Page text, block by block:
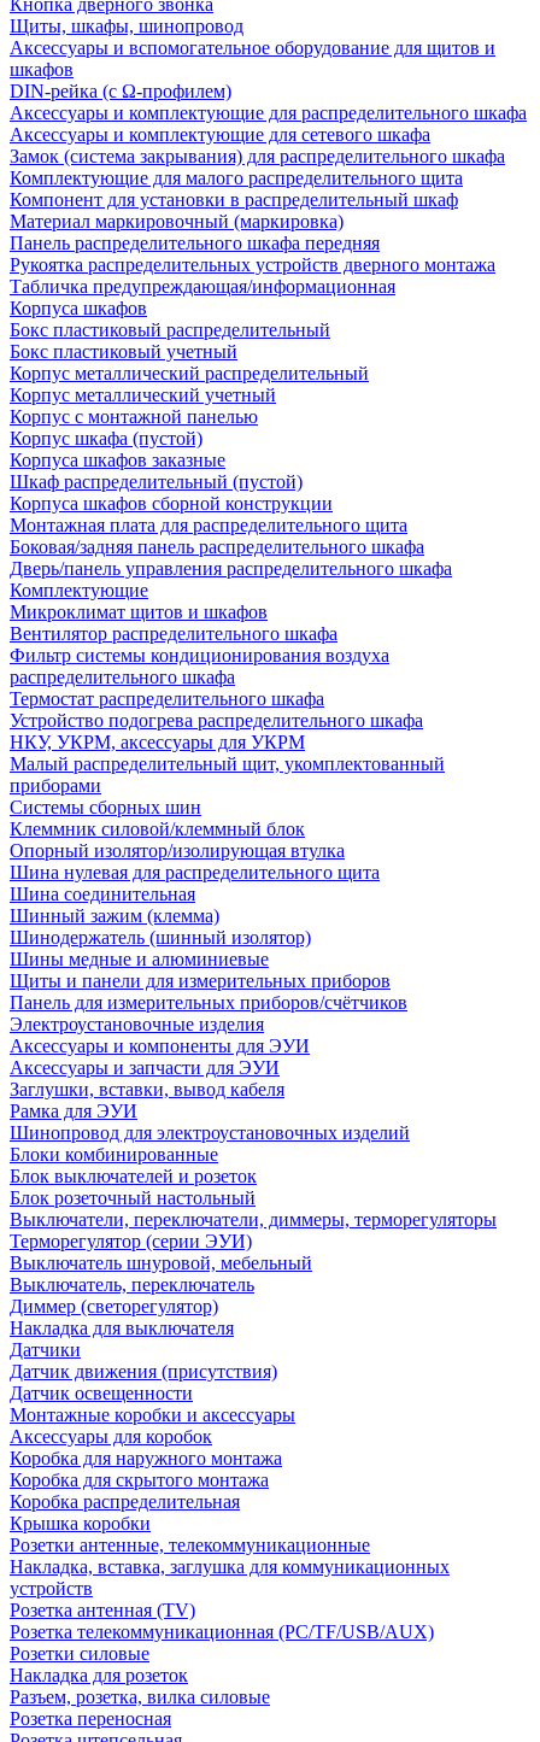
Кнопка дверного звонка
Щиты, шкафы, шинопровод
Аксессуары и вспомогательное оборудование для щитов и
шкафов
DIN-рейка (с Ω-профилем)
Аксессуары и комплектующие для распределительного шкафа
Аксессуары и комплектующие для сетевого шкафа
Замок (система закрывания) для распределительного шкафа
Комплектующие для малого распределительного щита
Компонент для установки в распределительный шкаф
Материал маркировочный (маркировка)
Панель распределительного шкафа передняя
Рукоятка распределительных устройств дверного монтажа
Табличка предупреждающая/информационная
Корпуса шкафов
Бокс пластиковый распределительный
Бокс пластиковый учетный
Корпус металлический распределительный
Корпус металлический учетный
Корпус с монтажной панелью
Корпус шкафа (пустой)
Корпуса шкафов заказные
Шкаф распределительный (пустой)
Корпуса шкафов сборной конструкции
Монтажная плата для распределительного щита
Боковая/задняя панель распределительного шкафа
Дверь/панель управления распределительного шкафа
Комплектующие
Микроклимат щитов и шкафов
Вентилятор распределительного шкафа
Фильтр системы кондиционирования воздуха
распределительного шкафа
Термостат распределительного шкафа
Устройство подогрева распределительного шкафа
НКУ, УКРМ, аксессуары для УКРМ
Малый распределительный щит, укомплектованный
приборами
Системы сборных шин
Клеммник силовой/клеммный блок
Опорный изолятор/изолирующая втулка
Шина нулевая для распределительного щита
Шина соединительная
Шинный зажим (клемма)
Шинодержатель (шинный изолятор)
Шины медные и алюминиевые
Щиты и панели для измерительных приборов
Панель для измерительных приборов/счётчиков
Электроустановочные изделия
Аксессуары и компоненты для ЭУИ
Аксессуары и запчасти для ЭУИ
Заглушки, вставки, вывод кабеля
Рамка для ЭУИ
Шинопровод для электроустановочных изделий
Блоки комбинированные
Блок выключателей и розеток
Блок розеточный настольный
Выключатели, переключатели, диммеры, терморегуляторы
Терморегулятор (серии ЭУИ)
Выключатель шнуровой, мебельный
Выключатель, переключатель
Диммер (светорегулятор)
Накладка для выключателя
Датчики
Датчик движения (присутствия)
Датчик освещенности
Монтажные коробки и аксессуары
Аксессуары для коробок
Коробка для наружного монтажа
Коробка для скрытого монтажа
Коробка распределительная
Крышка коробки
Розетки антенные, телекоммуникационные
Накладка, вставка, заглушка для коммуникационных
устройств
Розетка антенная (TV)
Розетка телекоммуникационная (PC/TF/USB/AUX)
Розетки силовые
Накладка для розеток
Разъем, розетка, вилка силовые
Розетка переносная